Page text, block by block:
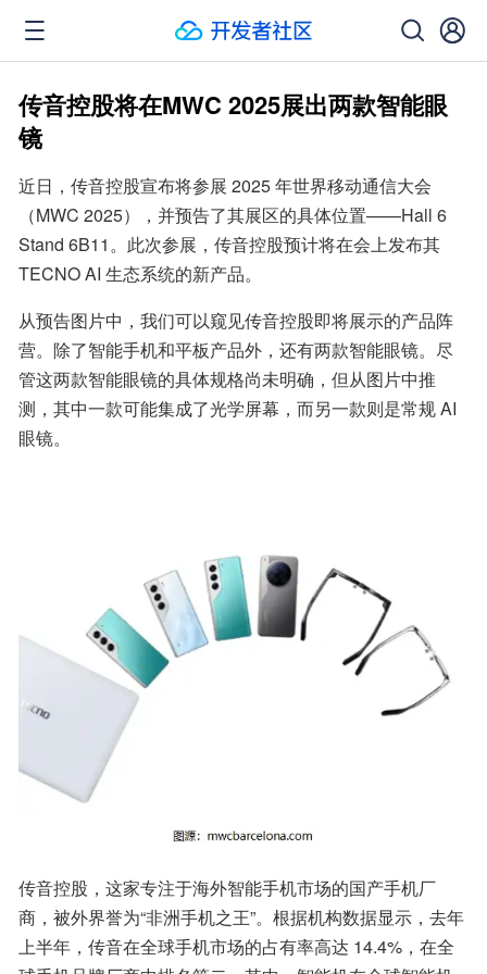
传音控股将在MWC 2025展出两款智能眼
镜
近日，传音控股宣布将参展 2025 年世界移动通信大会
（MWC 2025），并预告了其展区的具体位置——Hall 6
Stand 6B11。此次参展，传音控股预计将在会上发布其
TECNO AI 生态系统的新产品。
从预告图片中，我们可以窥见传音控股即将展示的产品阵
营。除了智能手机和平板产品外，还有两款智能眼镜。尽
管这两款智能眼镜的具体规格尚未明确，但从图片中推
测，其中一款可能集成了光学屏幕，而另一款则是常规 AI
眼镜。
传音控股，这家专注于海外智能手机市场的国产手机厂
商，被外界誉为“非洲手机之王”。根据机构数据显示，去年
上半年，传音在全球手机市场的占有率高达 14.4%，在全